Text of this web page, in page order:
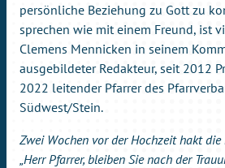
persönliche Beziehung zu Gott zu
sprechen wie mit einem Freund, ist
Clemens Mennicken in seinem
ausgebildeter Redakteur, seit 2012
2022 leitender Pfarrer des
Südwest/Stein.
Zwei Wochen vor der Hochzeit hakt
„Herr Pfarrer, bleiben Sie nach der